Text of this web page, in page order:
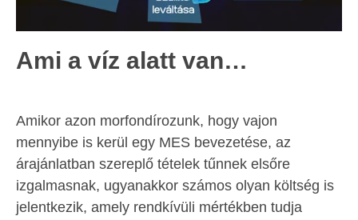
Ami a víz alatt van…
Amikor azon morfondírozunk, hogy vajon
mennyibe is kerül egy MES bevezetése, az
árajánlatban szereplő tételek tűnnek elsőre
izgalmasnak, ugyanakkor számos olyan költség is
jelentkezik, amely rendkívüli mértékben tudja